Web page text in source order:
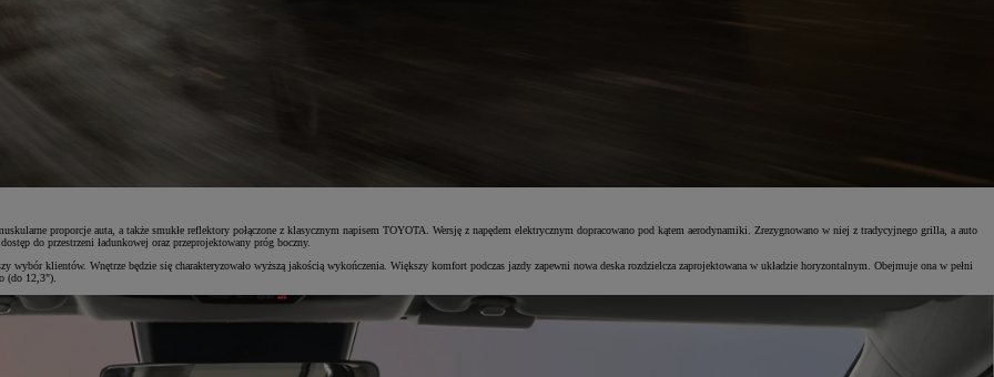
proporcje auta, a także smukłe reflektory połączone z klasycznym napisem TOYOTA. Wersję z napędem elektrycznym dopracowano pod kątem aerodynamiki. Zrezygnowano w niej z tradycyjnego grilla, a auto
do przestrzeni ładunkowej oraz przeprojektowany próg boczny.
wybór klientów. Wnętrze będzie się charakteryzowało wyższą jakością wykończenia. Większy komfort podczas jazdy zapewni nowa deska rozdzielcza zaprojektowana w układzie horyzontalnym. Obejmuje ona w pełni
(do 12,3").